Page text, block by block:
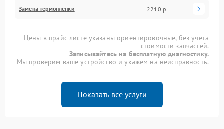
Замена термопленки 2210 р
Цены в прайс-листе указаны ориентировочные, без учета
стоимости запчастей.
Записывайтесь на бесплатную диагностику.
Мы проверим ваше устройство и укажем на неисправность.
Показать все услуги